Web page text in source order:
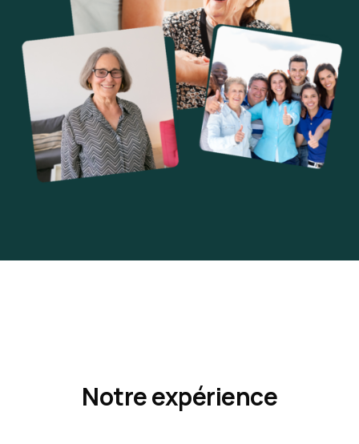
Notre expérience